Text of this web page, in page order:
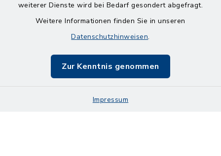
weiterer Dienste wird bei Bedarf gesondert abgefragt.
Weitere Informationen finden Sie in unseren
Datenschutzhinweisen.
Zur Kenntnis genommen
Impressum
Barrierefreiheit
Impressum
Sitemap